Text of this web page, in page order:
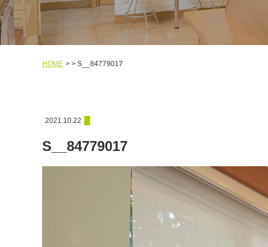
HOME S__84779017
2021.10.22
S__84779017